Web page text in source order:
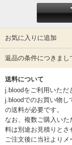
お気に入りに追加
返品の条件につきまし
送料について
j.bloodをご利用いただ
j.bloodでのお買い物し
の送料が必要です。
なお、複数ご購入い
料は別途お見積りとさ
ご注文後に当社より